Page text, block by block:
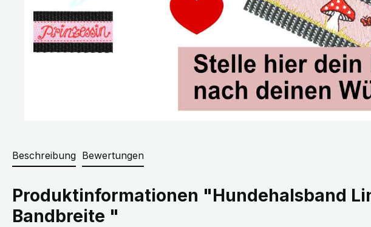
Beschreibung Bewertungen
Produktinformationen "Hundehalsband
Bandbreite "